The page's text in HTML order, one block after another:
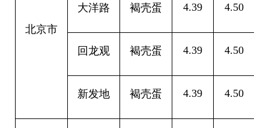
北京市
大洋路 褐壳蛋 4.39 4.50
回龙观 褐壳蛋 4.39 4.50
新发地 褐壳蛋 4.39 4.50